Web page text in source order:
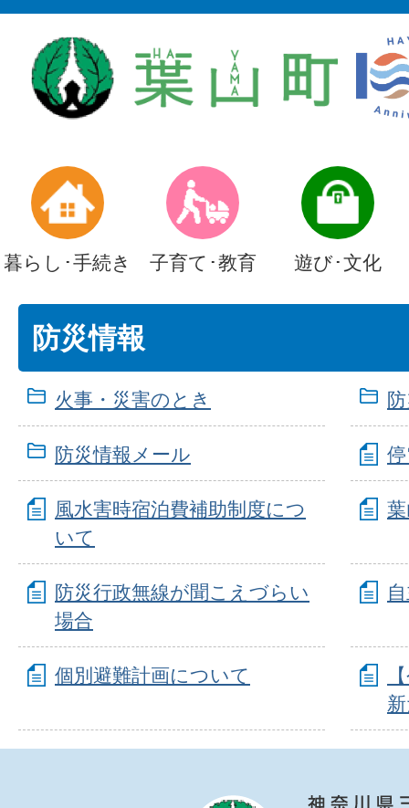
暮らし･手続き 子育て･教育 遊び･文化
防災情報
火事・災害のとき
防災情報メール
風水害時宿泊費補助制度につ
いて
防災行政無線が聞こえづらい
場合
個別避難計画について